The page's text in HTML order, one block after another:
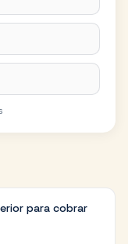
para cobrar